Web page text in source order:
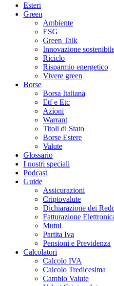
Esteri
Green
Ambiente
ESG
Green Talk
Innovazione
Riciclo
Risparmio energetico
Vivere green
Borse
Borsa Italiana
Etf e Etc
Azioni
Warrant
Titoli di Stato
Borse Estere
Valute
Glossario
I nostri speciali
Podcast
Guide
Assicurazioni
Criptovalute
Dichiarazione dei
Fatturazione
Mutui
Partita Iva
Pensioni e Previdenza
Calcolatori
Calcolo IVA
Calcolo Tredicesima
Cambio Valute